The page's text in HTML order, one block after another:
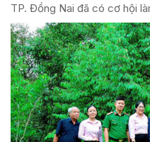
TP. Đồng Nai đã có cơ hội